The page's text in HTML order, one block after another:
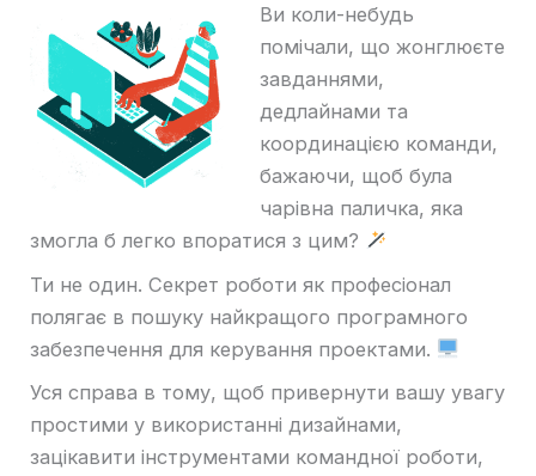
Ви коли-небудь
помічали, що жонглюєте
завданнями,
дедлайнами та
координацією команди,
бажаючи, щоб була
чарівна паличка, яка
змогла б легко впоратися з цим?
Ти не один. Секрет роботи як професіонал
полягає в пошуку найкращого програмного
забезпечення для керування проектами.
Уся справа в тому, щоб привернути вашу увагу
простими у використанні дизайнами,
зацікавити інструментами командної роботи,